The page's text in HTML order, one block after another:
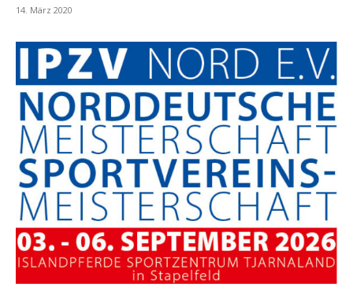
14. März 2020